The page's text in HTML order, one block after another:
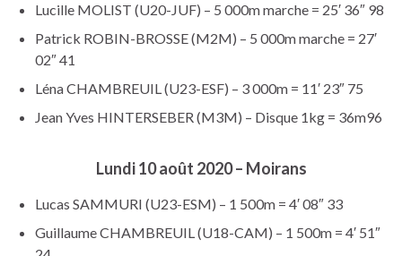
Lucille MOLIST (U20-JUF) – 5 000m marche = 25′ 36″ 98
Patrick ROBIN-BROSSE (M2M) – 5 000m marche = 27′
02″ 41
Léna CHAMBREUIL (U23-ESF) – 3 000m = 11′ 23″ 75
Jean Yves HINTERSEBER (M3M) – Disque 1kg = 36m96
Lundi 10 août 2020 – Moirans
Lucas SAMMURI (U23-ESM) – 1 500m = 4′ 08″ 33
Guillaume CHAMBREUIL (U18-CAM) – 1 500m = 4′ 51″